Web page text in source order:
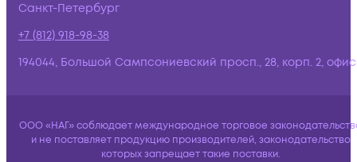
Санкт-Петербург
+7 (812) 918-98-38
194044, Большой Сампсониевский просп., 28, корп. 2,
ООО «НАГ» соблюдает международное торговое
и не поставляет продукцию производителей, законодательство
которых запрещает такие поставки.